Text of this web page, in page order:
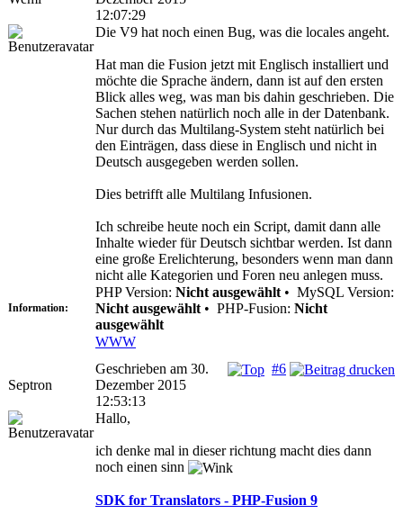
12:07:29
Die V9 hat noch einen Bug, was die locales angeht.
Hat man die Fusion jetzt mit Englisch installiert und
möchte die Sprache ändern, dann ist auf den ersten
Blick alles weg, was man bis dahin geschrieben. Die
Sachen stehen natürlich noch alle in der Datenbank.
Nur durch das Multilang-System steht natürlich bei
den Einträgen, dass diese in Englisch und nicht in
Deutsch ausgegeben werden sollen.
Dies betrifft alle Multilang Infusionen.
Ich schreibe heute noch ein Script, damit dann alle
Inhalte wieder für Deutsch sichtbar werden. Ist dann
eine große Erelichterung, besonders wenn man dann
nicht alle Kategorien und Foren neu anlegen muss.
Information:
PHP Version: Nicht ausgewählt • MySQL Version:
Nicht ausgewählt • PHP-Fusion: Nicht
ausgewählt
WWW
Septron
#6
Geschrieben am 30.
Dezember 2015
12:53:13
Hallo,
ich denke mal in dieser richtung macht dies dann
noch einen sinn
SDK for Translators - PHP-Fusion 9